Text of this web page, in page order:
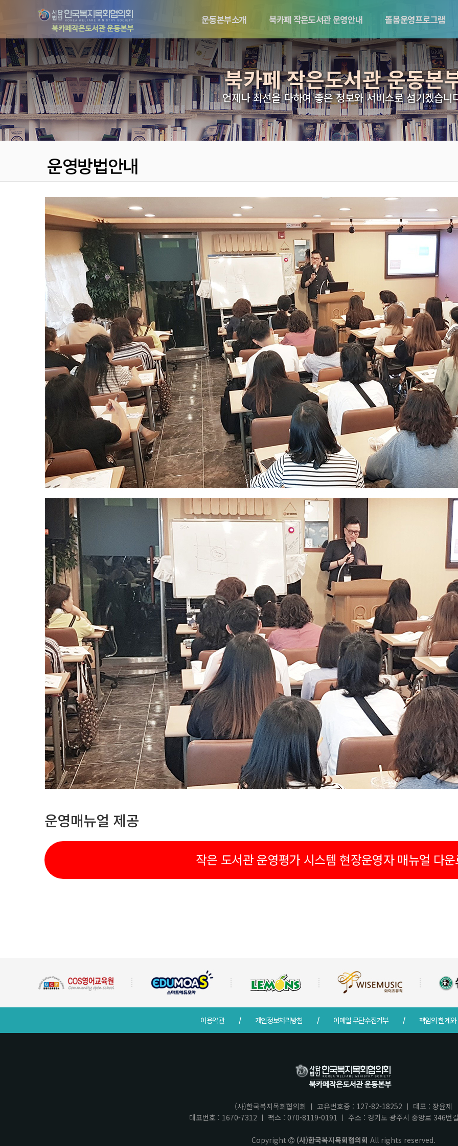
운동본부소개 북카페 작은도서관 운영안내 돌봄운영프로그램
북카페 작은도서관 운동본
언제나 최선을 다하여 좋은 정보와 서비스로 섬기겠습니
운영방법안내
운영매뉴얼 제공
작은 도서관 운영평가 시스템 현장운영자 매뉴얼 다
이용약관 개인정보처리방침 이메일 무단수집거부 책임의 한계
(사)한국복지목회협의회 ㅣ 고유번호증 : 127-82-18252 ㅣ 대표 : 장윤제
대표번호 : 1670-7312 ㅣ 팩스 : 070-8119-0191 ㅣ 주소 : 경기도 광주시 중앙로 346번
Copyright (사)한국복지목회협의회 All rights reserved.